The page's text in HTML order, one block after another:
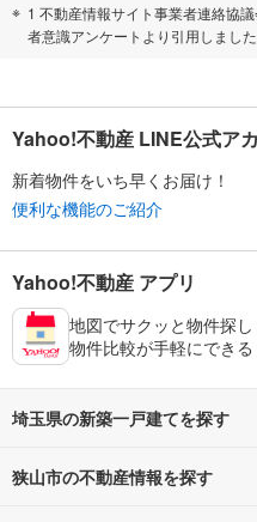
1 不動産情報サイト事業者連絡協
者意識アンケートより引用しました
Yahoo!不動産 LINE公式ア
新着物件をいち早くお届け！
便利な機能のご紹介
Yahoo!不動産 アプリ
地図でサクッと物件探し
物件比較が手軽にできる
埼玉県の新築一戸建てを探す
路線・駅から探す
狭山市の不動産情報を探す